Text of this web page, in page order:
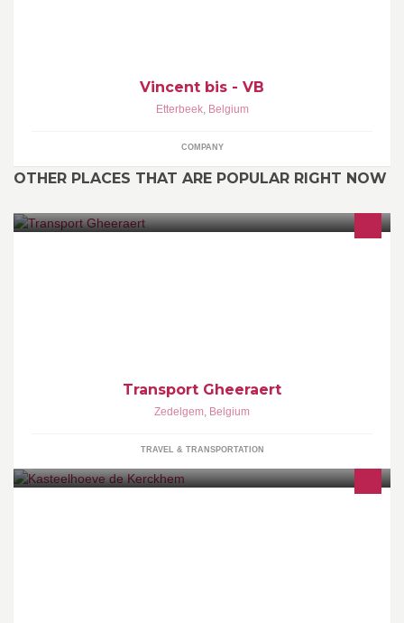
Vincent bis - VB
Etterbeek, Belgium
COMPANY
OTHER PLACES THAT ARE POPULAR RIGHT NOW
Transport Gheeraert
Zedelgem, Belgium
TRAVEL & TRANSPORTATION